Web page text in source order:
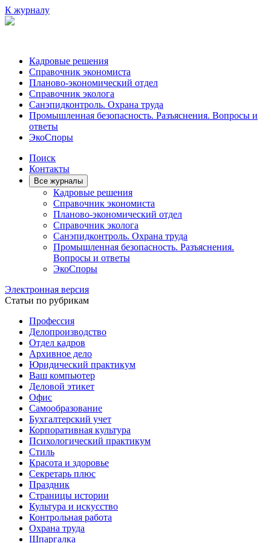
К журналу
Кадровые решения
Справочник экономиста
Планово-экономический отдел
Справочник эколога
Санэпидконтроль. Охрана труда
Промышленная безопасность. Разъяснения. Вопросы и
ответы
ЭкоСпоры
Поиск
Контакты
Все журналы
Кадровые решения
Справочник экономиста
Планово-экономический отдел
Справочник эколога
Санэпидконтроль. Охрана труда
Промышленная безопасность. Разъяснения.
Вопросы и ответы
ЭкоСпоры
Электронная версия
Статьи по рубрикам
Профессия
Делопроизводство
Отдел кадров
Архивное дело
Юридический практикум
Ваш компьютер
Деловой этикет
Офис
Самообразование
Бухгалтерский учет
Корпоративная культура
Психологический практикум
Стиль
Красота и здоровье
Секретарь плюс
Праздник
Страницы истории
Культура и искусство
Контрольная работа
Охрана труда
Шпаргалка